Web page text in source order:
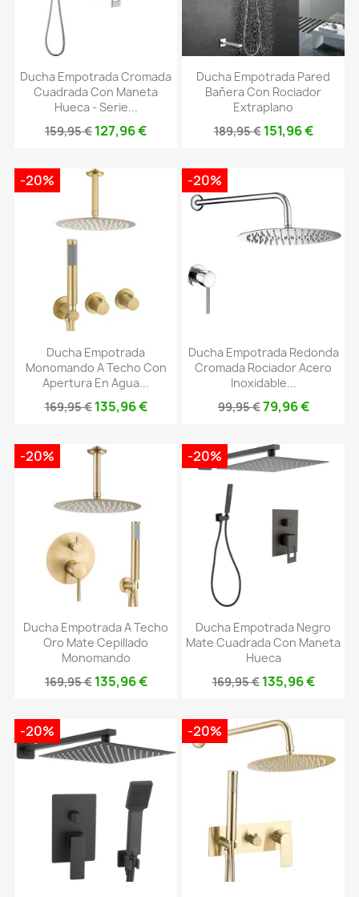
Ducha Empotrada Cromada
Cuadrada Con Maneta
Hueca - Serie...
159,95 € 127,96 €
Ducha Empotrada Pared
Bañera Con Rociador
Extraplano
189,95 € 151,96 €
Ducha Empotrada
Monomando A Techo Con
Apertura En Agua...
169,95 € 135,96 €
-20%
Ducha Empotrada Redonda
Cromada Rociador Acero
Inoxidable...
99,95 €79,96 €
-20%
Ducha Empotrada A Techo
Oro Mate Cepillado
Monomando
169,95 € 135,96 €
-20%
Ducha Empotrada Negro
Mate Cuadrada Con Maneta
Hueca
169,95 € 135,96 €
-20%
-20% -20%